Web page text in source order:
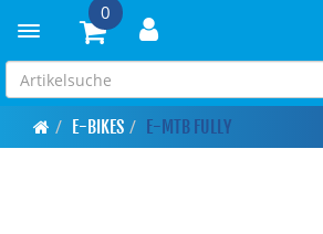
Toggle navigation
0
E-BIKES E-MTB FULLY